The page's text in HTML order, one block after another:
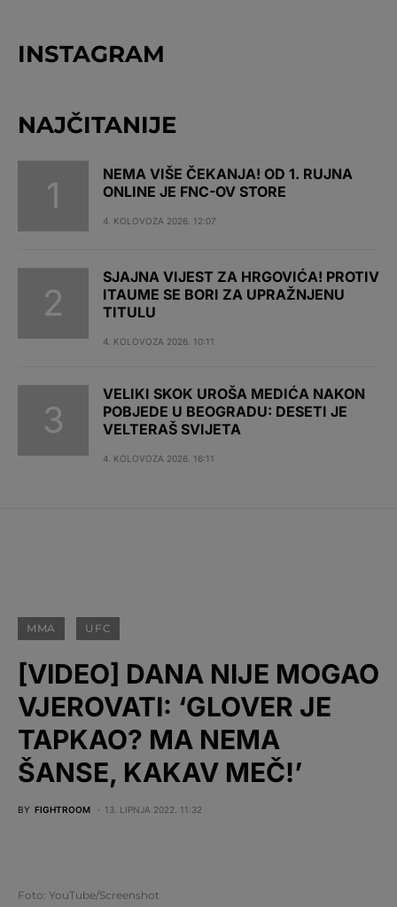
INSTAGRAM
NAJČITANIJE
NEMA VIŠE ČEKANJA! OD 1. RUJNA
ONLINE JE FNC-OV STORE
4. KOLOVOZA 2026. 12:07
SJAJNA VIJEST ZA HRGOVIĆA! PROTIV
ITAUME SE BORI ZA UPRAŽNJENU
TITULU
4. KOLOVOZA 2026. 10:11
VELIKI SKOK UROŠA MEDIĆA NAKON
POBJEDE U BEOGRADU: DESETI JE
VELTERAŠ SVIJETA
4. KOLOVOZA 2026. 16:11
MMA UFC
[VIDEO] DANA NIJE MOGAO
VJEROVATI: ‘GLOVER JE
TAPKAO? MA NEMA
ŠANSE, KAKAV MEČ!’
BY FIGHTROOM 13. LIPNJA 2022. 11:32
Foto: YouTube/Screenshot